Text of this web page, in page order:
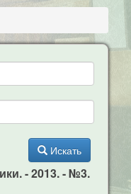
Искать
- 2013. - №3.